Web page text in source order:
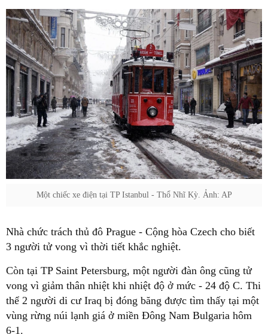
Một chiếc xe điện tại TP Istanbul - Thổ Nhĩ Kỳ. Ảnh: AP
Nhà chức trách thủ đô Prague - Cộng hòa Czech cho biết
3 người tử vong vì thời tiết khắc nghiệt.
Còn tại TP Saint Petersburg, một người đàn ông cũng tử
vong vì giảm thân nhiệt khi nhiệt độ ở mức - 24 độ C. Thi
thể 2 người di cư Iraq bị đóng băng được tìm thấy tại một
vùng rừng núi lạnh giá ở miền Đông Nam Bulgaria hôm
6-1.